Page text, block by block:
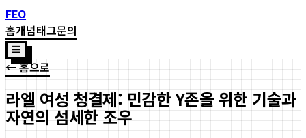
FEO
홈개념태그문의
☰
← 홈으로
라엘 여성 청결제: 민감한 Y존을 위한 기술과
자연의 섬세한 조우